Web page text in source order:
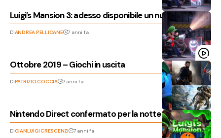
Luigi’s Mansion 3: adesso disponibile un nuovo trailer
DiANDREA PELLICANE 7 anni fa
Ottobre 2019 – Giochi in uscita
DiPATRIZIO COCCIA 7 anni fa
Nintendo Direct confermato per la notte di domani!
DiGIANLUIGI CRESCENZI 7 anni fa